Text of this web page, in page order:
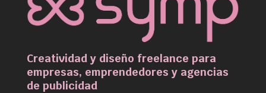
Creatividad y diseño freelance para
empresas, emprendedores y agencias
de publicidad